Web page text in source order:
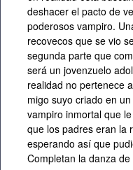
deshacer el pacto de
poderosos vampiro.
recovecos que se vio
segunda parte que
será un jovenzuelo
realidad no pertenece
migo suyo criado en
vampiro inmortal que
que los padres eran la
esperando así que
Completan la danza